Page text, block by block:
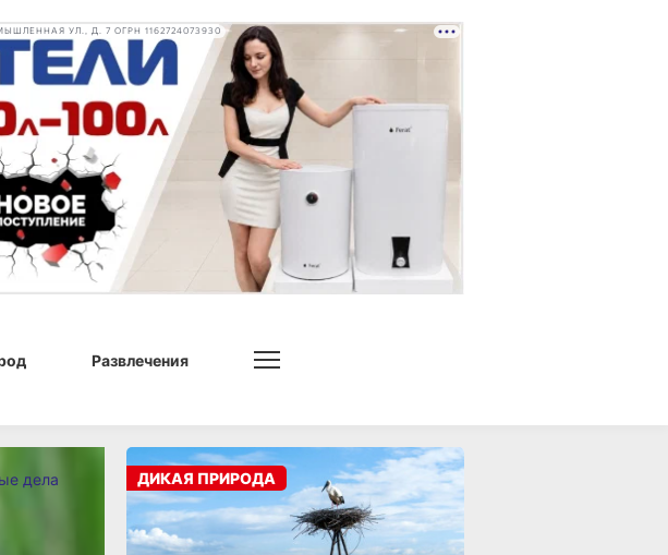
УЛ., Д. 7 ОГРН 1162724073930
Развлечения
дела ДИКАЯ ПРИРОДА